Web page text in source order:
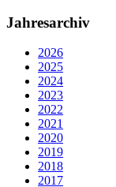
Jahresarchiv
2026
2025
2024
2023
2022
2021
2020
2019
2018
2017